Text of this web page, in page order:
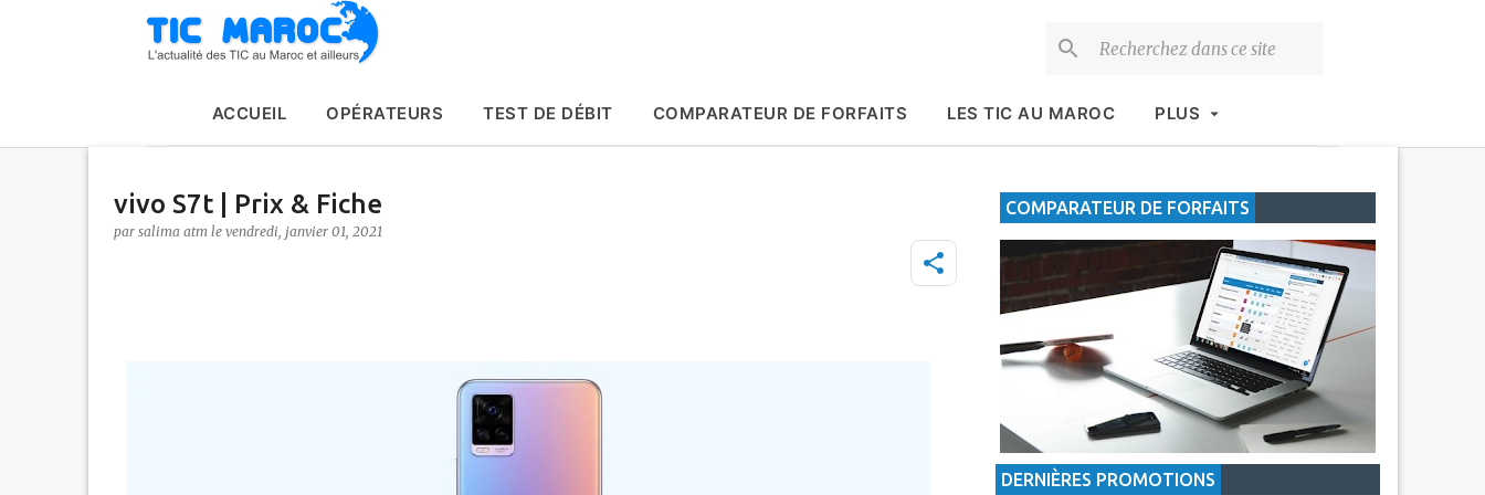
ACCUEIL OPÉRATEURS TEST DE DÉBIT COMPARATEUR DE FORFAITS LES TIC AU MAROC PLUS
vivo S7t | Prix & Fiche
par salima atm le vendredi, janvier 01, 2021
COMPARATEUR DE FORFAITS
DERNIÈRES PROMOTIONS